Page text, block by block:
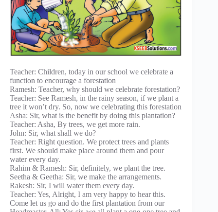
Teacher: Children, today in our school we celebrate a
function to encourage a forestation
Ramesh: Teacher, why should we celebrate forestation?
Teacher: See Ramesh, in the rainy season, if we plant a
tree it won’t dry. So, now we celebrating this forestation
Asha: Sir, what is the benefit by doing this plantation?
Teacher: Asha, By trees, we get more rain.
John: Sir, what shall we do?
Teacher: Right question. We protect trees and plants
first. We should make place around them and pour
water every day.
Rahim & Ramesh: Sir, definitely, we plant the tree.
Seetha & Geetha: Sir, we make the arrangements.
Rakesh: Sir, I will water them every day.
Teacher: Yes, Alright, I am very happy to hear this.
Come let us go and do the first plantation from our